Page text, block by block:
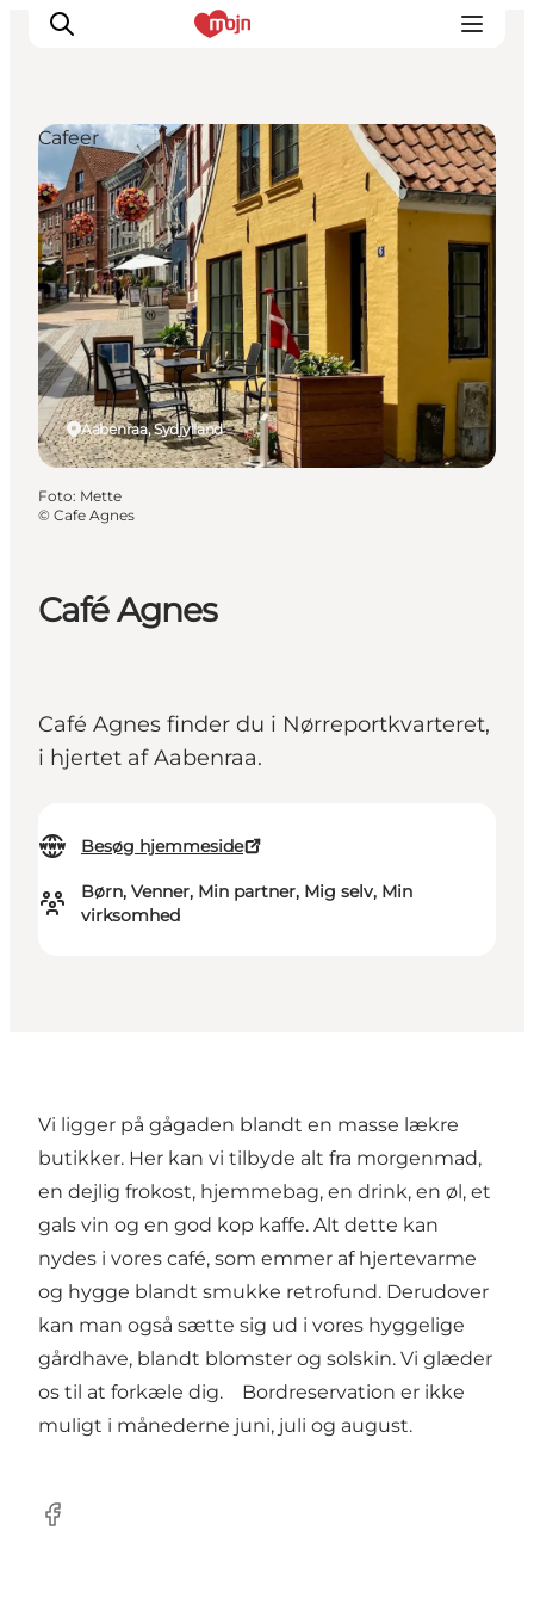
Oplevelser
Byer & Steder
Det sker
Overnatning
Planlæg din ferie
Booking
Café Agnes
Café Agnes finder du i Nørreportkvarteret,
i hjertet af Aabenraa.
Besøg hjemmeside
Børn, Venner, Min partner, Mig selv, Min
virksomhed
Aabenraa, Sydjylland
Cafeer
Foto: Mette
© Cafe Agnes
Vi ligger på gågaden blandt en masse lækre
butikker. Her kan vi tilbyde alt fra morgenmad,
en dejlig frokost, hjemmebag, en drink, en øl, et
gals vin og en god kop kaffe. Alt dette kan
nydes i vores café, som emmer af hjertevarme
og hygge blandt smukke retrofund. Derudover
kan man også sætte sig ud i vores hyggelige
gårdhave, blandt blomster og solskin. Vi glæder
os til at forkæle dig. Bordreservation er ikke
muligt i månederne juni, juli og august.
Facebook